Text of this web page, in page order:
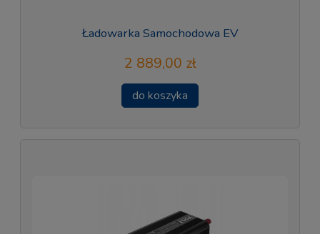
Ładowarka Samochodowa EV
2 889,00 zł
do koszyka